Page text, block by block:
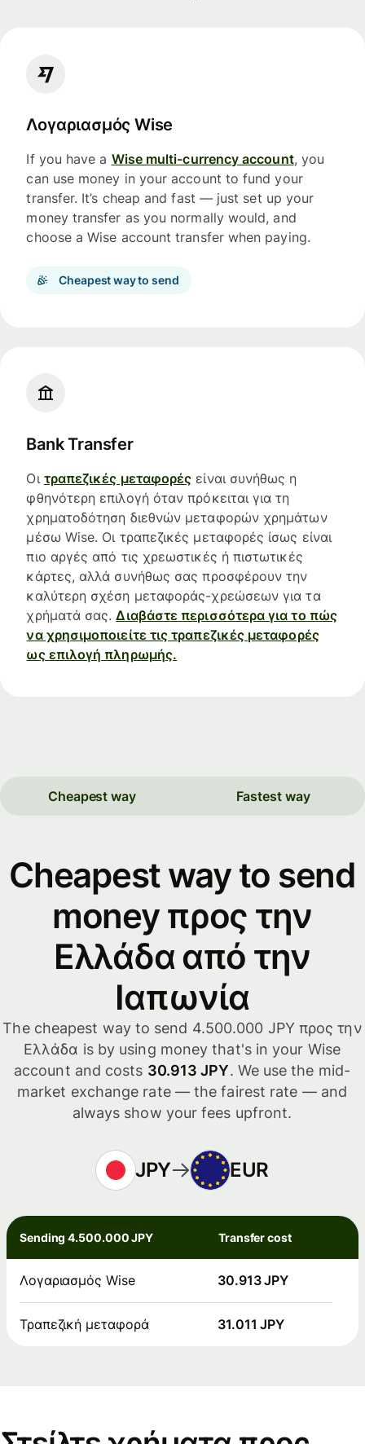
Λογαριασμός Wise
If you have a Wise multi-currency account, you
can use money in your account to fund your
transfer. It’s cheap and fast — just set up your
money transfer as you normally would, and
choose a Wise account transfer when paying.
Cheapest way to send
Bank Transfer
Οι τραπεζικές μεταφορές είναι συνήθως η
φθηνότερη επιλογή όταν πρόκειται για τη
χρηματοδότηση διεθνών μεταφορών χρημάτων
μέσω Wise. Οι τραπεζικές μεταφορές ίσως είναι
πιο αργές από τις χρεωστικές ή πιστωτικές
κάρτες, αλλά συνήθως σας προσφέρουν την
καλύτερη σχέση μεταφοράς-χρεώσεων για τα
χρήματά σας.Διαβάστε περισσότερα για το πώς
να χρησιμοποιείτε τις τραπεζικές μεταφορές
ως επιλογή πληρωμής.
Cheapest way Fastest way
Cheapest way to send
money προς την
Ελλάδα από την
Ιαπωνία
The cheapest way to send 4.500.000 JPY προς την
Ελλάδα is by using money that's in your Wise
account and costs 30.913 JPY. We use the mid-
market exchange rate — the fairest rate — and
always show your fees upfront.
JPY EUR
Sending 4.500.000 JPY Transfer cost
Λογαριασμός Wise 30.913 JPY
Τραπεζική μεταφορά 31.011 JPY